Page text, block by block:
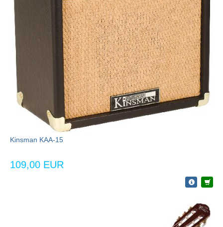
Kinsman KAA-15
109,00 EUR